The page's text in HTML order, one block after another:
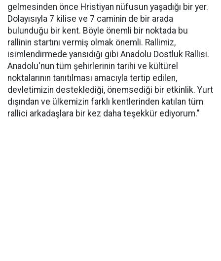
gelmesinden önce Hristiyan nüfusun yaşadığı bir yer.
Dolayısıyla 7 kilise ve 7 caminin de bir arada
bulunduğu bir kent. Böyle önemli bir noktada bu
rallinin startını vermiş olmak önemli. Rallimiz,
isimlendirmede yansıdığı gibi Anadolu Dostluk Rallisi.
Anadolu'nun tüm şehirlerinin tarihi ve kültürel
noktalarının tanıtılması amacıyla tertip edilen,
devletimizin desteklediği, önemsediği bir etkinlik. Yurt
dışından ve ülkemizin farklı kentlerinden katılan tüm
rallici arkadaşlara bir kez daha teşekkür ediyorum."